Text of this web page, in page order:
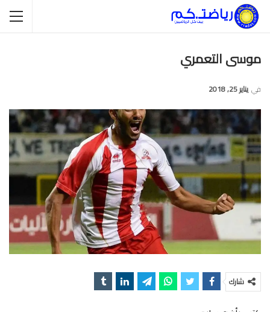
موسى التعمري
في يناير 25, 2018
شارك